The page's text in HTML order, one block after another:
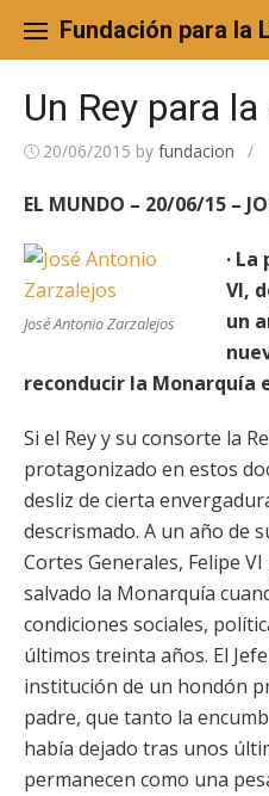
content
Fundación para la
Un Rey para
20/06/2015 by fundacion /
EL MUNDO – 20/06/15 –
José Antonio Zarzalejos
·
VI,
un
reconducir la Monarquía
Si el Rey y su consorte la
protagonizado en estos
desliz de cierta
descrismado. A un año de
Cortes Generales, Felipe
salvado la Monarquía
condiciones sociales,
últimos treinta años. El
institución de un hondón
padre, que tanto la
había dejado tras unos
permanecen como una